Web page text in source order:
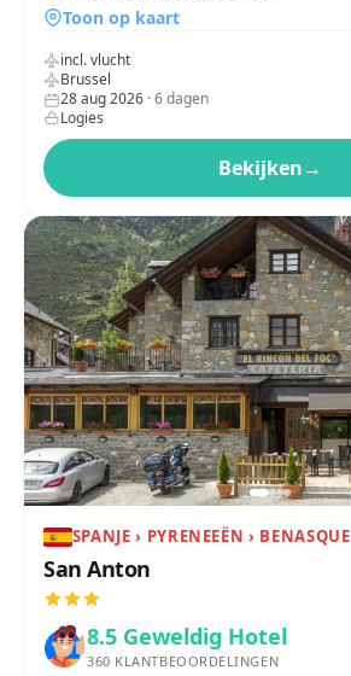
Toon op kaart
incl. vlucht
Brussel
28 aug 2026 ·6dagen
Logies
Bekijken→
SPANJE › PYRENEEËN › BENASQUE
San Anton
8.5 Geweldig Hotel
360 KLANTBEOORDELINGEN